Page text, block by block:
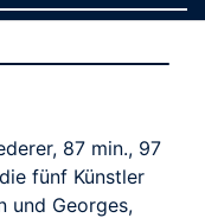
87 min., 97
fünf Künstler
und Georges,